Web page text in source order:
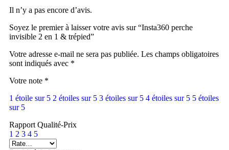
Il n’y a pas encore d’avis.
Soyez le premier à laisser votre avis sur “Insta360 perche
invisible 2 en 1 & trépied”
Votre adresse e-mail ne sera pas publiée. Les champs obligatoires
sont indiqués avec *
Votre note *
1 étoile sur 5 2 étoiles sur 5 3 étoiles sur 5 4 étoiles sur 5 5 étoiles
sur 5
Rapport Qualité-Prix
1 2 3 4 5